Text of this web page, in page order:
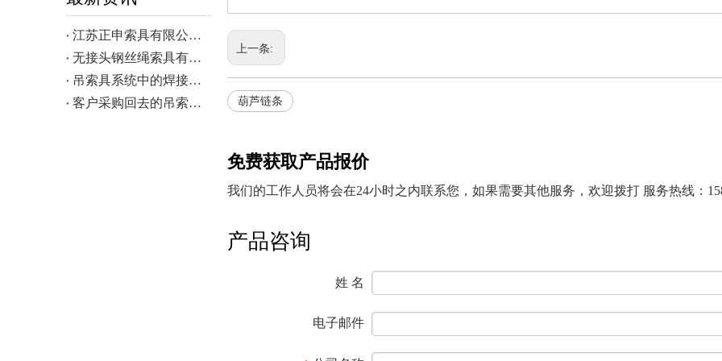
江苏正申索具有限公司 中核二二海南昌江核电3号机组钢衬里模块一成功吊装
无接头钢丝绳索具有更高的强度和更好的耐磨性
吊索具系统中的焊接技术
客户采购回去的吊索具如何进行检验
上一条:
葫芦链条
免费获取产品报价
我们的工作人员将会在24小时之内联系您，如果需要其他服务，欢迎拨打 服务热线：
产品咨询
姓 名
电子邮件